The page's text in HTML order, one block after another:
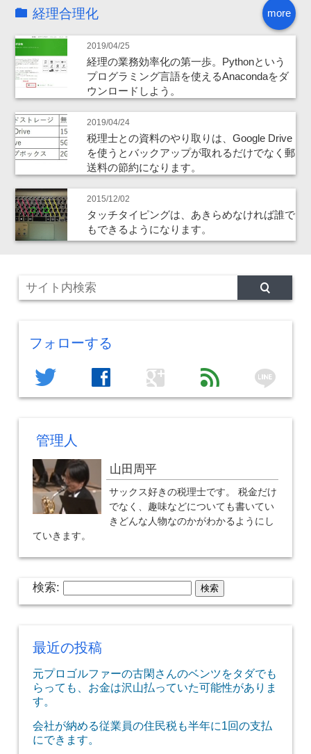
more
経理合理化
2019/04/25
経理の業務効率化の第一歩。Pythonという
プログラミング言語を使えるAnacondaをダ
ウンロードしよう。
2019/04/24
税理士との資料のやり取りは、Google Drive
を使うとバックアップが取れるだけでなく郵
送料の節約になります。
2015/12/02
タッチタイピングは、あきらめなければ誰で
もできるようになります。
フォローする
twitter facebook google feed line
管理人
山田周平
サックス好きの税理士です。 税金だけ
でなく、趣味などについても書いてい
きどんな人物なのかがわかるようにし
ていきます。
検索:
最近の投稿
元プロゴルファーの古閑さんのベンツをタダでも
らっても、お金は沢山払っていた可能性がありま
す。
会社が納める従業員の住民税も半年に1回の支払
にできます。